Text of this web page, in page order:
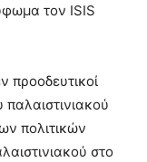
τον ISIS
προοδευτικοί
πολιτικών
στο